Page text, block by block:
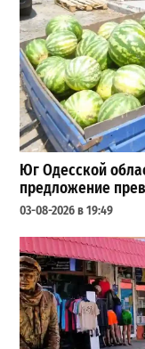
Юг Одесской
предложение
03-08-2026 в 19:49